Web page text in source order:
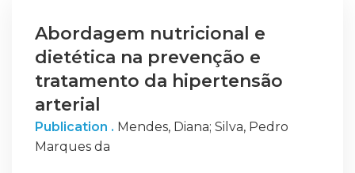
Abordagem nutricional e
dietética na prevenção e
tratamento da hipertensão
arterial
Publication . Mendes, Diana; Silva, Pedro
Marques da